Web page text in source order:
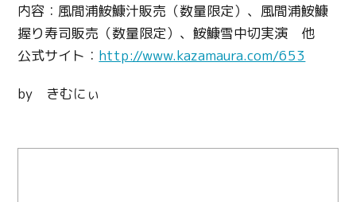
内容：風間浦鮟鱇汁販売（数量限定）、風間浦鮟鱇
握り寿司販売（数量限定）、鮟鱇雪中切実演 他
公式サイト： http://www.kazamaura.com/653
by きむにぃ